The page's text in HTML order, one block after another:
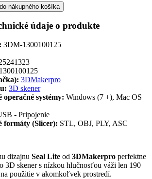
nákupného košíka
údaje o produkte
3DM-1300100125
1300100125
3DMakerpro
3D skener
operačné systémy: Windows (7 +), Mac OS
- Pripojenie
formáty (Slicer): STL, OBJ, PLY, ASC
dizajnu Seal Lite od 3DMakerpro perfektne
3D skener s nízkou hlučnosťou váži len 190
použitie v akomkoľvek prostredí.